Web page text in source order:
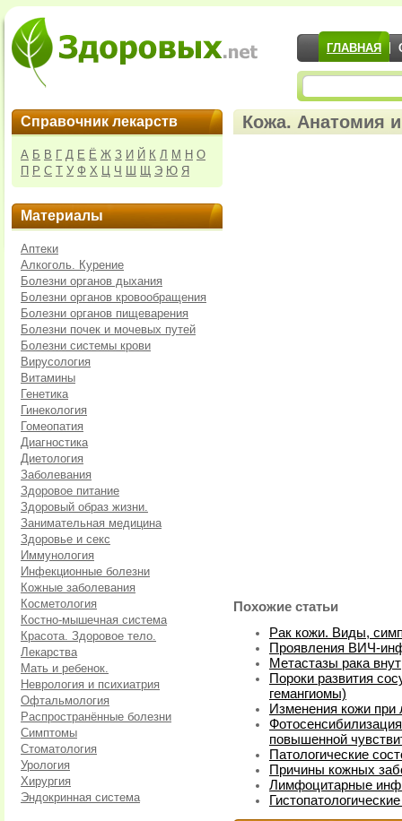
ГЛАВНАЯ
Справочник лекарств
А Б В Г Д Е Ё Ж З И Й К Л М Н О
П Р С Т У Ф Х Ц Ч Ш Щ Э Ю Я
Материалы
Аптеки
Алкоголь. Курение
Болезни органов дыхания
Болезни органов кровообращения
Болезни органов пищеварения
Болезни почек и мочевых путей
Болезни системы крови
Вирусология
Витамины
Генетика
Гинекология
Гомеопатия
Диагностика
Диетология
Заболевания
Здоровое питание
Здоровый образ жизни.
Занимательная медицина
Здоровье и секс
Иммунология
Инфекционные болезни
Кожные заболевания
Косметология
Костно-мышечная система
Красота. Здоровое тело.
Лекарства
Мать и ребенок.
Неврология и психиатрия
Офтальмология
Распространённые болезни
Симптомы
Стоматология
Урология
Хирургия
Эндокринная система
Кожа. Анатомия и
Похожие статьи
Рак кожи. Виды,
Проявления ВИЧ-
Метастазы рака
Пороки развития
гемангиомы)
Изменения кожи при
повышенной
Патологические
Причины кожных
Лимфоцитарные